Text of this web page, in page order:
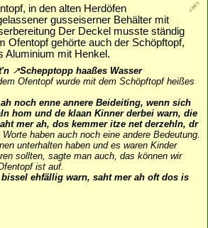
in den alten Herdöfen
gusseiserner Behälter mit
Der Deckel musste ständig
Ofentopf gehörte auch der Schöpftopf,
Aluminium mit Henkel.
↗Schepptopp haaßes Wasser
Ofentopf wurde mit dem Schöpftopf heißes
noch enne annere Beideiting, wenn sich
hom und de klaan Kinner derbei warn, die
mer ah, dos kemmer itze net derzehln, dr
Worte haben auch noch eine andere Bedeutung.
unterhalten haben und es waren Kinder
sollten, sagte man auch, das können wir
ist auf.
ehfällig warn, saht mer ah oft dos is